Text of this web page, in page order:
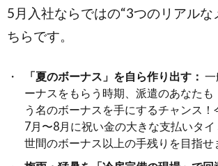
5月入社ならではの“3つのリアルな
ちらです。
「夏のボーナス」を自ら作り出す：
ーナスをもらう時期、派遣のあなたも
う名のボーナスを手にするチャンス！
7月〜8月に祝い金の大きな支払いタイ
世間のボーナス以上の手残りを目指せ